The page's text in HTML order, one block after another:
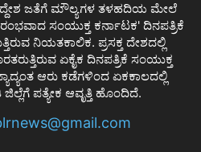
ಜತೆಗೆ ಮೌಲ್ಯಗಳ ತಳಹದಿಯ ಮೇಲೆ
ಸಂಯುಕ್ತ ಕರ್ನಾಟಕ' ದಿನಪತ್ರಿಕೆ
ನಿಯತಕಾಲಿಕ. ಪ್ರಸಕ್ತ ದೇಶದಲ್ಲಿ
ಏಕೈಕ ದಿನಪತ್ರಿಕೆ ಸಂಯುಕ್ತ
ಆರು ಕಡೆಗಳಿಂದ ಏಕಕಾಲದಲ್ಲಿ
ಜಿಲ್ಲೆಗೆ ಪತ್ಯೇಕ ಆವೃತ್ತಿ ಹೊಂದಿದೆ.